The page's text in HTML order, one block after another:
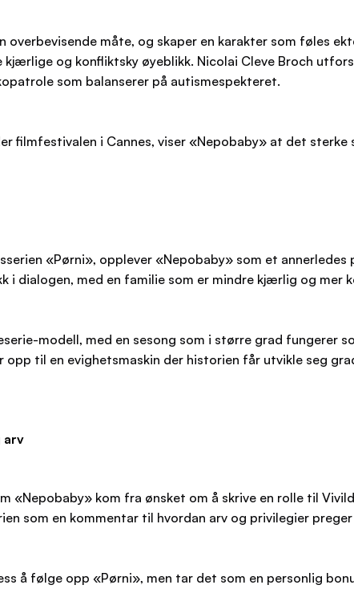
overbevisende måte, og skaper en karakter som føles
og konfliktsky øyeblikk. Nicolai Cleve Broch
som balanserer på autismespekteret.
filmfestivalen i Cannes, viser «Nepobaby» at det
«Pørni», opplever «Nepobaby» som et
i dialogen, med en familie som er mindre kjærlig og mer
modell, med en sesong som i større grad
opp til en evighetsmaskin der historien får utvikle seg
arv
kom fra ønsket om å skrive en rolle til
som en kommentar til hvordan arv og privilegier
å følge opp «Pørni», men tar det som en personlig